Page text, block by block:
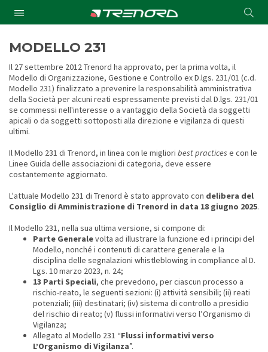
Submit
MODELLO 231
Il 27 settembre 2012 Trenord ha approvato, per la prima volta, il
Modello di Organizzazione, Gestione e Controllo ex D.lgs. 231/01 (c.d.
Modello 231) finalizzato a prevenire la responsabilità amministrativa
della Società per alcuni reati espressamente previsti dal D.lgs. 231/01
se commessi nell'interesse o a vantaggio della Società da soggetti
apicali o da soggetti sottoposti alla direzione e vigilanza di questi
ultimi.
Il Modello 231 di Trenord, in linea con le migliori best practices e con le
Linee Guida delle associazioni di categoria, deve essere
costantemente aggiornato.
L'attuale Modello 231 di Trenord è stato approvato con delibera del
Consiglio di Amministrazione di Trenord in data 18 giugno 2025.
Il Modello 231, nella sua ultima versione, si compone di:
Parte Generalevolta ad illustrare la funzione ed i principi del
Modello, nonché i contenuti di carattere generale e la
disciplina delle segnalazioni whistleblowing in compliance al D.
Lgs. 10 marzo 2023, n. 24;
13 Parti Speciali, che prevedono, per ciascun processo a
rischio-reato, le seguenti sezioni: (i) attività sensibili; (ii) reati
potenziali; (iii) destinatari; (iv) sistema di controllo a presidio
del rischio di reato; (v) flussi informativi verso l’Organismo di
Vigilanza;
Allegato al Modello 231 “Flussi informativi verso
L’Organismo di Vigilanza”.